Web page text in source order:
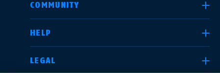
COMMUNITY
HELP
LEGAL